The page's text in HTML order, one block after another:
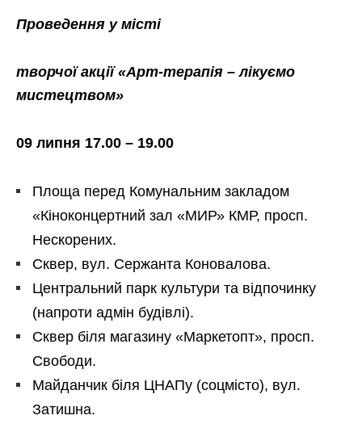
Проведення у місті
творчої акції «Арт-терапія – лікуємо
мистецтвом»
09 липня 17.00 – 19.00
Площа перед Комунальним закладом
«Кіноконцертний зал «МИР» КМР, просп.
Нескорених.
Сквер, вул. Сержанта Коновалова.
Центральний парк культури та відпочинку
(напроти адмін будівлі).
Сквер біля магазину «Маркетопт», просп.
Свободи.
Майданчик біля ЦНАПу (соцмісто), вул.
Затишна.